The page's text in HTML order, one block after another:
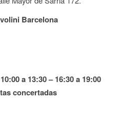
Barcelona
a 13:30 – 16:30 a 19:00
concertadas